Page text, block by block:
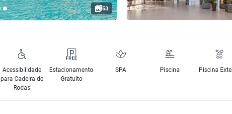
53
Acessibilidade
para Cadeira de
Rodas
Estacionamento
Gratuito
SPA Piscina Piscina